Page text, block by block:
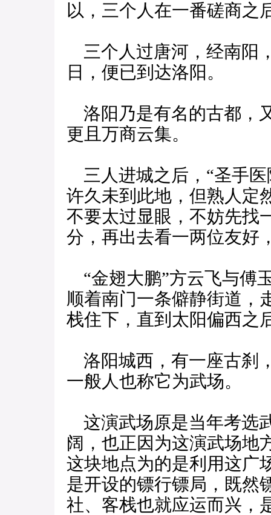
以，三个人在一番磋商之
三个人过唐河，经南阳
日，便已到达洛阳。
洛阳乃是有名的古都，
更且万商云集。
三人进城之后，“圣手医
许久未到此地，但熟人定
不要太过显眼，不妨先找
分，再出去看一两位友好
“金翅大鹏”方云飞与傅
顺着南门一条僻静街道，
栈住下，直到太阳偏西之
洛阳城西，有一座古刹
一般人也称它为武场。
这演武场原是当年考选
阔，也正因为这演武场地
这块地点为的是利用这广
是开设的镖行镖局，既然
社、客栈也就应运而兴，